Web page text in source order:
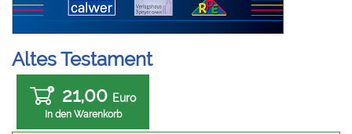
Altes Testament
21,00 Euro
In den Warenkorb